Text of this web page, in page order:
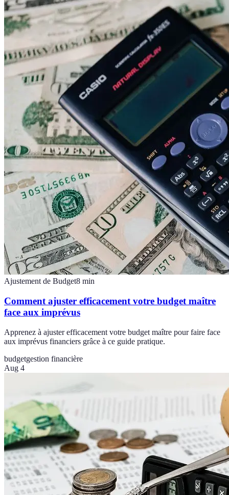
Ajustement de Budget8 min
Comment ajuster efficacement votre budget maître
face aux imprévus
Apprenez à ajuster efficacement votre budget maître pour faire face
aux imprévus financiers grâce à ce guide pratique.
budgetgestion financière
Aug 4